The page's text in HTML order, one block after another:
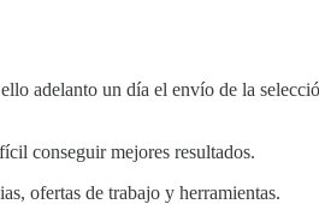
adelanto un día el envío de la
conseguir mejores resultados.
ofertas de trabajo y herramientas.